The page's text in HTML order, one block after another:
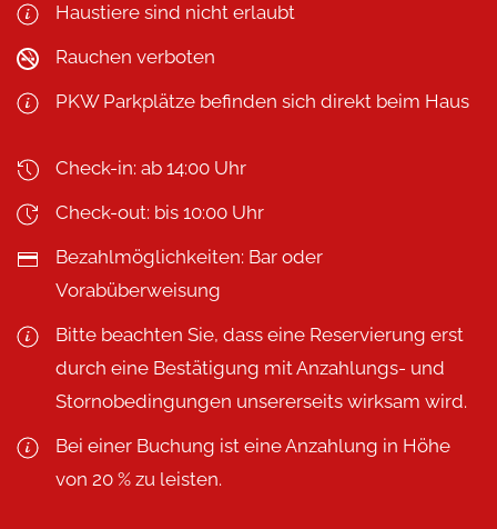
Haustiere sind nicht erlaubt
Rauchen verboten
PKW Parkplätze befinden sich direkt beim Haus
Check-in: ab 14:00 Uhr
Check-out: bis 10:00 Uhr
Bezahlmöglichkeiten: Bar oder
Vorabüberweisung
Bitte beachten Sie, dass eine Reservierung erst
durch eine Bestätigung mit Anzahlungs- und
Stornobedingungen unsererseits wirksam wird.
Bei einer Buchung ist eine Anzahlung in Höhe
von 20 % zu leisten.